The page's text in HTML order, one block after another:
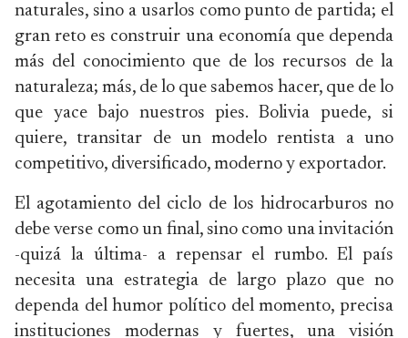
naturales, sino a usarlos como punto de partida; el
gran reto es construir una economía que dependa
más del conocimiento que de los recursos de la
naturaleza; más, de lo que sabemos hacer, que de lo
que yace bajo nuestros pies. Bolivia puede, si
quiere, transitar de un modelo rentista a uno
competitivo, diversificado, moderno y exportador.
El agotamiento del ciclo de los hidrocarburos no
debe verse como un final, sino como una invitación
-quizá la última- a repensar el rumbo. El país
necesita una estrategia de largo plazo que no
dependa del humor político del momento, precisa
instituciones modernas y fuertes, una visión